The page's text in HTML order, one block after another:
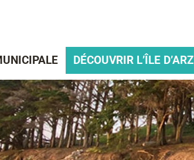
DÉCOUVRIR L’ÎLE D’ARZ